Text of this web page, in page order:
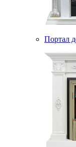
Портал